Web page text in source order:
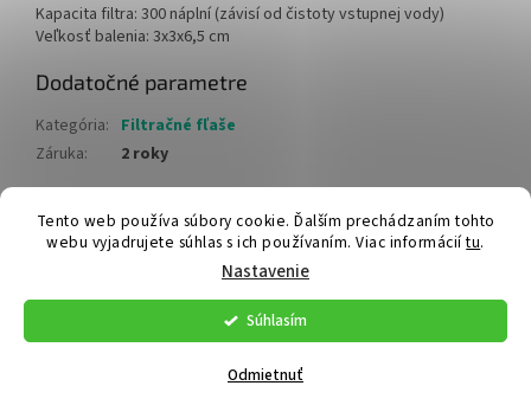
Tento web používa súbory cookie. Ďalším prechádzaním tohto
webu vyjadrujete súhlas s ich používaním. Viac informáciítu.
Nastavenie
Odmietnuť
Súhlasím
Kapacita filtra: 300 náplní (závisí od čistoty vstupnej vody)
Veľkosť balenia: 3x3x6,5 cm
Dodatočné parametre
Kategória: Filtračné fľaše
Záruka: 2 roky
Vytvoril Shoptet
Copyright 2026Meteostanice. Všetky práva vyhradené.Upraviť
nastavenie cookies